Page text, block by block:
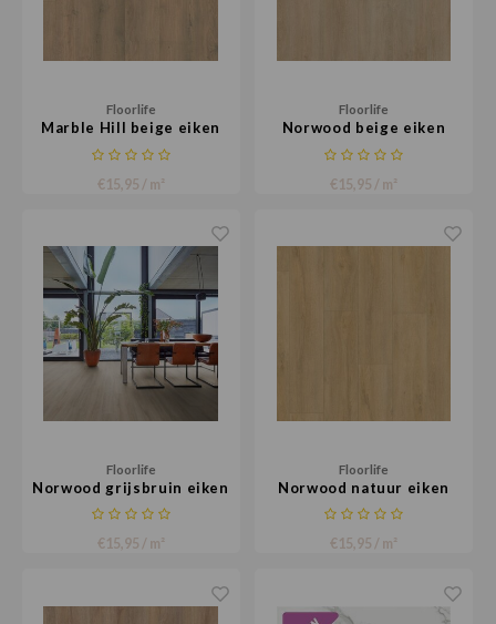
Floorlife
Marble Hill beige eiken
€15,95 / m²
Floorlife
Norwood beige eiken
€15,95 / m²
Floorlife
Norwood grijsbruin eiken
€15,95 / m²
Floorlife
Norwood natuur eiken
€15,95 / m²